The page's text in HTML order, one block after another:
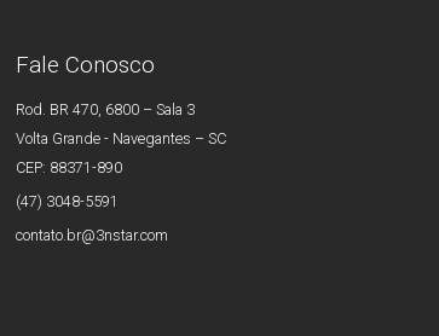
Fale Conosco
Rod. BR 470, 6800 – Sala 3
Volta Grande - Navegantes – SC
CEP: 88371-890
(47) 3048-5591
contato.br@3nstar.com